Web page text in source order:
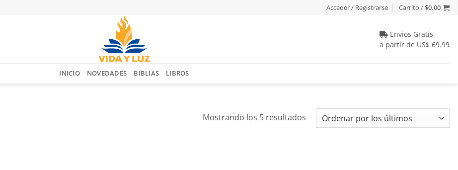
Acceder / Registrarse Carrito /$0.00
Envios Gratis
a partir de US$ 69.99
INICIO NOVEDADES BIBLIAS LIBROS
Mostrando los 5 resultadosOrdenado
por